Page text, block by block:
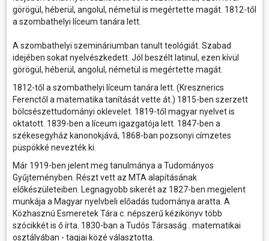
görögül, héberül, angolul, németül is megértette magát. 1812-től
a szombathelyi líceum tanára lett.
A szombathelyi szemináriumban tanult teológiát. Szabad
idejében sokat nyelvészkedett. Jól beszélt latinul, ezen kívül
görögül, héberül, angolul, németül is megértette magát.
1812-től a szombathelyi líceum tanára lett. (Kresznerics
Ferenctől a matematika tanítását vette át.) 1815-ben szerzett
bölcsészettudományi oklevelet. 1819-től magyar nyelvet is
oktatott. 1839-ben a líceum igazgatója lett. 1847-ben a
székesegyház kanonokjává, 1868-ban pozsonyi címzetes
püspökké nevezték ki.
Már 1919-ben jelent meg tanulmánya a Tudományos
Gyűjteményben. Részt vett az MTA alapításának
előkészületeiben. Legnagyobb sikerét az 1827-ben megjelent
munkája a Magyar nyelvbeli előadás tudománya aratta. A
Közhasznú Esmeretek Tára c. népszerű kézikönyv több
szócikkét is ő írta. 1830-ban a Tudós Társaság . matematikai
osztályában - tagjai közé választotta.